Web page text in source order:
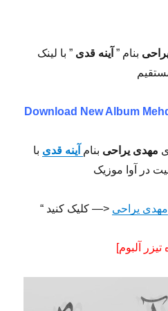
بنام ” آینه قدی” با لینک
Download New Album
مهدی یراحی بنام آینه قدی با
در آوا موزیک
مهدی یراحی <— کلیک کنید “
تیزر آلبوم]